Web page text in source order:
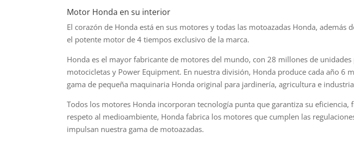
Motor Honda en su interior
El corazón de Honda está en sus motores y todas las motoazadas Honda,
el potente motor de 4 tiempos exclusivo de la marca.
Honda es el mayor fabricante de motores del mundo, con 28 millones de
motocicletas y Power Equipment. En nuestra división, Honda produce cada año
gama de pequeña maquinaria Honda original para jardinería, agricultura e
Todos los motores Honda incorporan tecnología punta que garantiza su
respeto al medioambiente, Honda fabrica los motores que cumplen las
impulsan nuestra gama de motoazadas.